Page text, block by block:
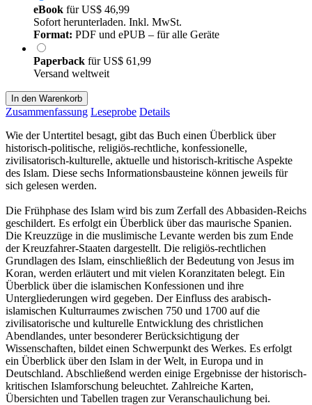
eBook fürUS$ 46,99
Sofort herunterladen. Inkl. MwSt.
Format: PDF und ePUB – für alle Geräte
Paperback fürUS$ 61,99
Versand weltweit
In den Warenkorb
Zusammenfassung Leseprobe Details
Wie der Untertitel besagt, gibt das Buch einen Überblick über
historisch-politische, religiös-rechtliche, konfessionelle,
zivilisatorisch-kulturelle, aktuelle und historisch-kritische Aspekte
des Islam. Diese sechs Informationsbausteine können jeweils für
sich gelesen werden.
Die Frühphase des Islam wird bis zum Zerfall des Abbasiden-Reichs
geschildert. Es erfolgt ein Überblick über das maurische Spanien.
Die Kreuzzüge in die muslimische Levante werden bis zum Ende
der Kreuzfahrer-Staaten dargestellt. Die religiös-rechtlichen
Grundlagen des Islam, einschließlich der Bedeutung von Jesus im
Koran, werden erläutert und mit vielen Koranzitaten belegt. Ein
Überblick über die islamischen Konfessionen und ihre
Untergliederungen wird gegeben. Der Einfluss des arabisch-
islamischen Kulturraumes zwischen 750 und 1700 auf die
zivilisatorische und kulturelle Entwicklung des christlichen
Abendlandes, unter besonderer Berücksichtigung der
Wissenschaften, bildet einen Schwerpunkt des Werkes. Es erfolgt
ein Überblick über den Islam in der Welt, in Europa und in
Deutschland. Abschließend werden einige Ergebnisse der historisch-
kritischen Islamforschung beleuchtet. Zahlreiche Karten,
Übersichten und Tabellen tragen zur Veranschaulichung bei.